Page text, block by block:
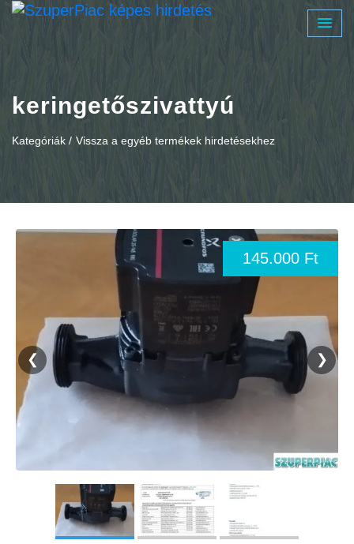
keringetőszivattyú
Kategóriák / Vissza a egyéb termékek hirdetésekhez
145.000 Ft
❮ ❯